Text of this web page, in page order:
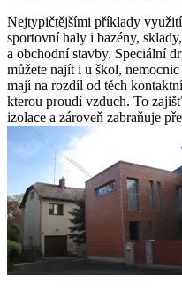
Nejtypičtějšími příklady
sportovní haly i bazény,
a obchodní stavby. Speciální
můžete najít i u škol,
mají na rozdíl od těch
kterou proudí vzduch. To
izolace a zároveň zabraňuje